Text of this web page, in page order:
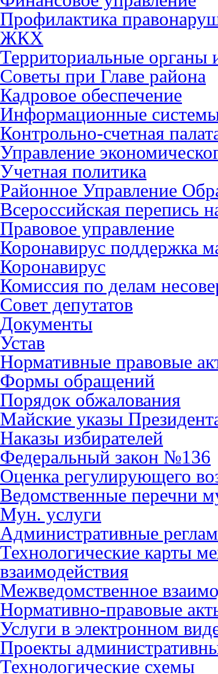
Профилактика
ЖКХ
Территориальные органы
Советы при Главе района
Кадровое обеспечение
Информационные
Контрольно-счетная
Управление
Учетная политика
Районное Управление
Всероссийская перепись
Правовое управление
Коронавирус поддержка
Коронавирус
Комиссия по делам
Совет депутатов
Документы
Устав
Нормативные правовые
Формы обращений
Порядок обжалования
Майские указы
Наказы избирателей
Федеральный закон №136
Оценка регулирующего
Ведомственные перечни
Мун. услуги
Административные
Технологические карты
взаимодействия
Межведомственное
Нормативно-правовые
Услуги в электронном
Проекты
Технологические схемы